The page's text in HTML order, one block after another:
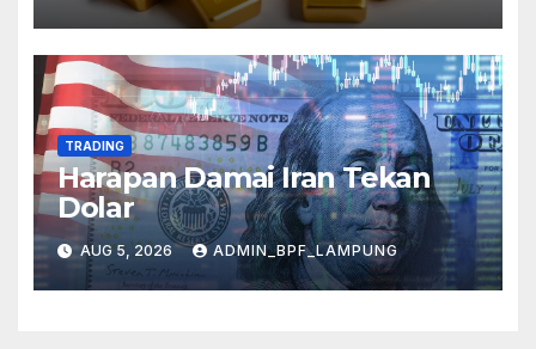
TRADING
Harapan Damai Iran Tekan
Dolar
AUG 5, 2026 ADMIN_BPF_LAMPUNG